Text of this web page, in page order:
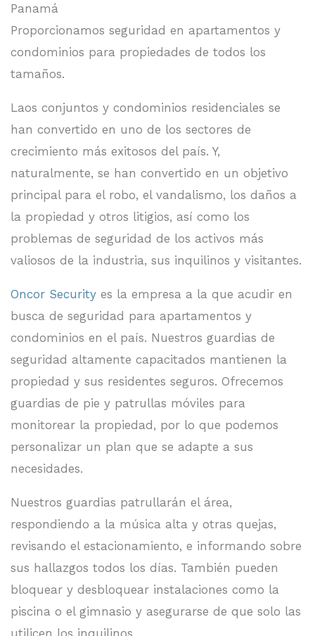
Panamá
Proporcionamos seguridad en apartamentos y
condominios para propiedades de todos los
tamaños.
Laos conjuntos y condominios residenciales se
han convertido en uno de los sectores de
crecimiento más exitosos del país. Y,
naturalmente, se han convertido en un objetivo
principal para el robo, el vandalismo, los daños a
la propiedad y otros litigios, así como los
problemas de seguridad de los activos más
valiosos de la industria, sus inquilinos y visitantes.
Oncor Security es la empresa a la que acudir en
busca de seguridad para apartamentos y
condominios en el país. Nuestros guardias de
seguridad altamente capacitados mantienen la
propiedad y sus residentes seguros. Ofrecemos
guardias de pie y patrullas móviles para
monitorear la propiedad, por lo que podemos
personalizar un plan que se adapte a sus
necesidades.
Nuestros guardias patrullarán el área,
respondiendo a la música alta y otras quejas,
revisando el estacionamiento, e informando sobre
sus hallazgos todos los días. También pueden
bloquear y desbloquear instalaciones como la
piscina o el gimnasio y asegurarse de que solo las
utilicen los inquilinos